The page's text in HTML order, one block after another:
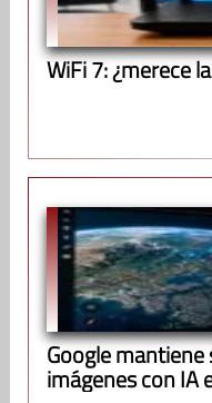
WiFi 7: ¿merece
Google mantiene
imágenes con IA